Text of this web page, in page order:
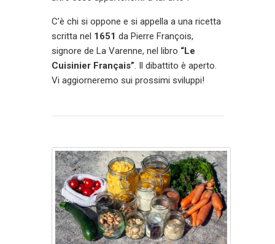
C’è chi si oppone e si appella a una ricetta
scritta nel 1651 da Pierre François,
signore de La Varenne, nel libro “Le
Cuisinier Français” . Il dibattito è aperto.
Vi aggiorneremo sui prossimi sviluppi!